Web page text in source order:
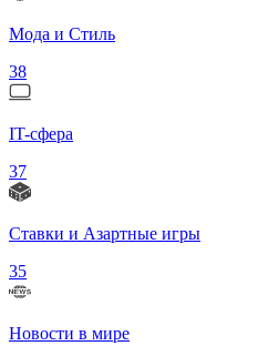
Мода и Стиль
38
IT-сфера
37
Ставки и Азартные игры
35
Новости в мире